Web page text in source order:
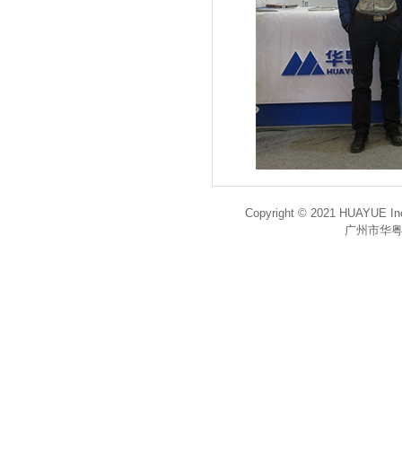
Copyright © 2021 HUAYUE
广州市华